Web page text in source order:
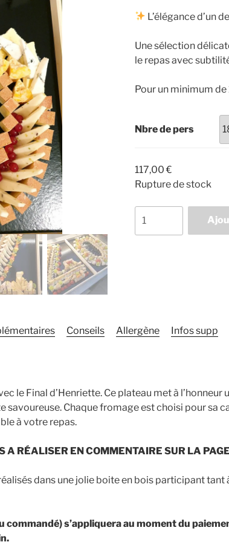
L’élégance d’un
Une sélection
le repas avec
Pour un minimum
Nbre de pers
117,00€
Rupture de stock
de
Conseils Allergène Infos supp
le Final d’Henriette. Ce plateau met à
savoureuse. Chaque fromage est choisi pour sa
à votre repas.
A RÉALISER EN COMMENTAIRE SUR LA
dans une jolie boite en bois participant tant
commandé) s’appliquera au moment du